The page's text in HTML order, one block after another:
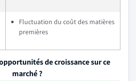
Fluctuation du coût des matières
premières
de croissance sur ce
marché ?